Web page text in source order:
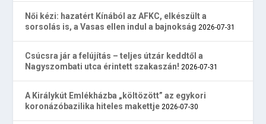
Női kézi: hazatért Kínából az AFKC, elkészült a
sorsolás is, a Vasas ellen indul a bajnokság 2026-07-31
Csúcsra jár a felújítás – teljes útzár keddtől a
Nagyszombati utca érintett szakaszán! 2026-07-31
A Királykút Emlékházba „költözött” az egykori
koronázóbazilika hiteles makettje 2026-07-30